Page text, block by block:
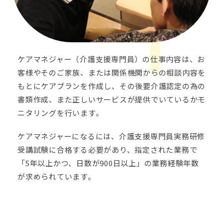
ケアマネジャー（介護支援専門員）の仕事内容は、お
客様やそのご家族、または関係機関からの相談内容を
もとにケアプランを作成し、その後要介護認定の為の
書類作成、また正しいサービスが提供でいているかモ
ニタリングを行います。
ケアマネジャーになるには、介護支援専門員実務研修
受講試験に合格する必要があり、指定された業務で
「5年以上かつ、日数が900日以上」の業務経験年数
が求められています。